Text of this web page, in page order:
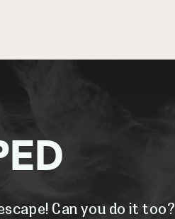
Can you do it too?